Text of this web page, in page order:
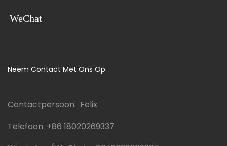
WeChat
Neem Contact Met Ons Op
Contactpersoon: Felix
Telefoon: +86 18020269337